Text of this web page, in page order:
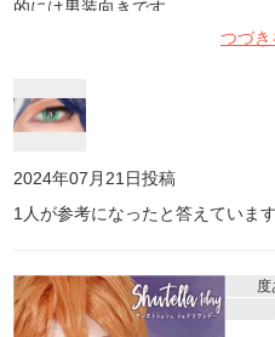
的には男装向きです。
つづき
2024年07月21日投稿
1 人が参考になったと答えています
度